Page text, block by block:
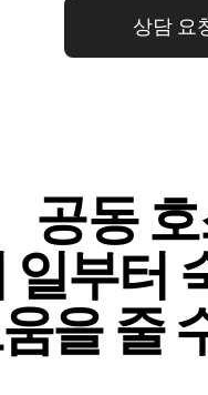
상담 요
공동
일⁠부⁠터
을 줄